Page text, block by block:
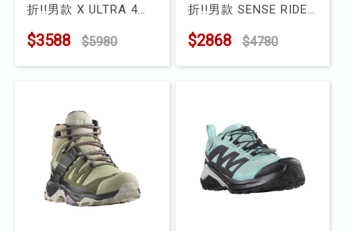
折!!男款 X ULTRA 4
型號 : L47685400
$3588 $5980
折!!男款 SENSE RIDE
型號 : L47458500
$2868 $4780